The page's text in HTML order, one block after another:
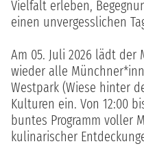
Vielfalt erleben,
einen unvergesslichen
Am 05. Juli 2026 lädt der
wieder alle
Westpark (Wiese hinter
Kulturen ein. Von 12:00
buntes Programm voller
kulinarischer